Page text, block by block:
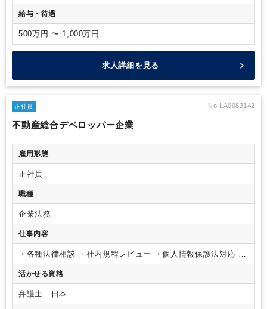
給与・待遇
500万円 〜 1,000万円
求人詳細を見る
正社員 No.LA0083142
不動産総合デベロッパー企業
雇用形態
正社員
職種
企業法務
仕事内容
・各種法律相談 ・社内規程レビュー ・個人情報保護法対応 ・
許認可管理・契約書管理 など
活かせる資格
弁護士 日本